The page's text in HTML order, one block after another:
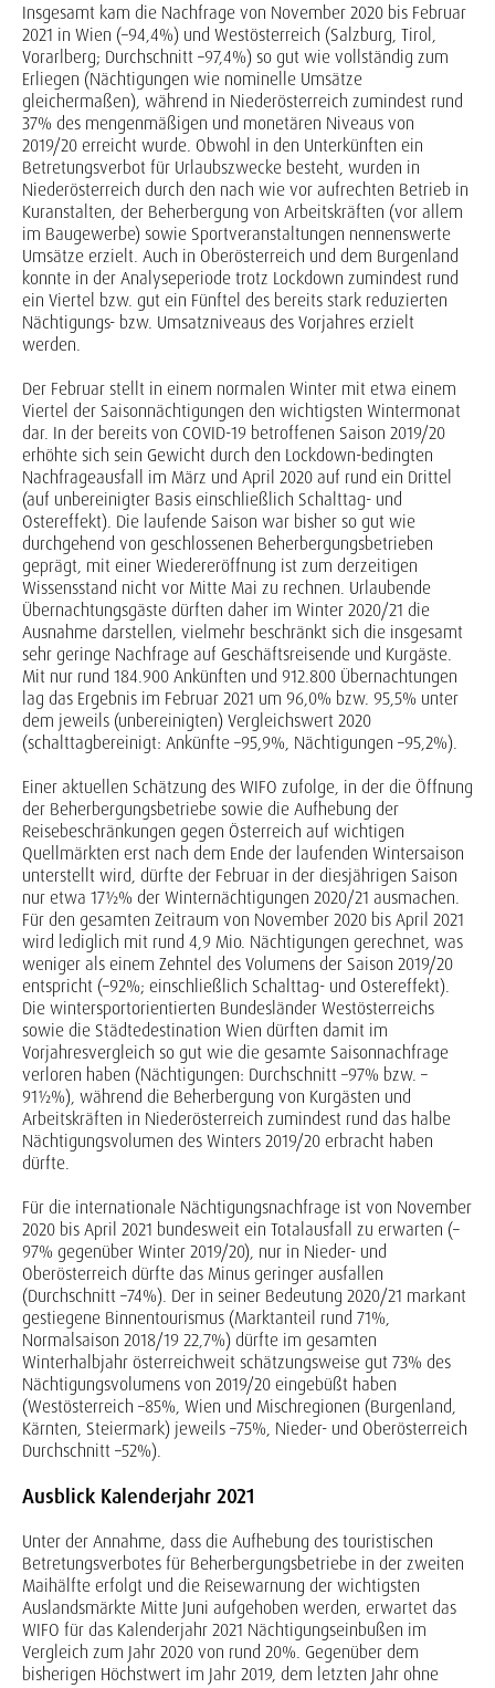
Insgesamt kam die Nachfrage von November 2020 bis Februar
2021 in Wien (–94,4%) und Westösterreich (Salzburg, Tirol,
Vorarlberg; Durchschnitt –97,4%) so gut wie vollständig zum
Erliegen (Nächtigungen wie nominelle Umsätze
gleichermaßen), während in Niederösterreich zumindest rund
37% des mengenmäßigen und monetären Niveaus von
2019/20 erreicht wurde. Obwohl in den Unterkünften ein
Betretungsverbot für Urlaubszwecke besteht, wurden in
Niederösterreich durch den nach wie vor aufrechten Betrieb in
Kuranstalten, der Beherbergung von Arbeitskräften (vor allem
im Baugewerbe) sowie Sportveranstaltungen nennenswerte
Umsätze erzielt. Auch in Oberösterreich und dem Burgenland
konnte in der Analyseperiode trotz Lockdown zumindest rund
ein Viertel bzw. gut ein Fünftel des bereits stark reduzierten
Nächtigungs- bzw. Umsatzniveaus des Vorjahres erzielt
werden.
Der Februar stellt in einem normalen Winter mit etwa einem
Viertel der Saisonnächtigungen den wichtigsten Wintermonat
dar. In der bereits von COVID-19 betroffenen Saison 2019/20
erhöhte sich sein Gewicht durch den Lockdown-bedingten
Nachfrageausfall im März und April 2020 auf rund ein Drittel
(auf unbereinigter Basis einschließlich Schalttag- und
Ostereffekt). Die laufende Saison war bisher so gut wie
durchgehend von geschlossenen Beherbergungsbetrieben
geprägt, mit einer Wiedereröffnung ist zum derzeitigen
Wissensstand nicht vor Mitte Mai zu rechnen. Urlaubende
Übernachtungsgäste dürften daher im Winter 2020/21 die
Ausnahme darstellen, vielmehr beschränkt sich die insgesamt
sehr geringe Nachfrage auf Geschäftsreisende und Kurgäste.
Mit nur rund 184.900 Ankünften und 912.800 Übernachtungen
lag das Ergebnis im Februar 2021 um 96,0% bzw. 95,5% unter
dem jeweils (unbereinigten) Vergleichswert 2020
(schalttagbereinigt: Ankünfte –95,9%, Nächtigungen –95,2%).
Einer aktuellen Schätzung des WIFO zufolge, in der die Öffnung
der Beherbergungsbetriebe sowie die Aufhebung der
Reisebeschränkungen gegen Österreich auf wichtigen
Quellmärkten erst nach dem Ende der laufenden Wintersaison
unterstellt wird, dürfte der Februar in der diesjährigen Saison
nur etwa 17½% der Winternächtigungen 2020/21 ausmachen.
Für den gesamten Zeitraum von November 2020 bis April 2021
wird lediglich mit rund 4,9 Mio. Nächtigungen gerechnet, was
weniger als einem Zehntel des Volumens der Saison 2019/20
entspricht (–92%; einschließlich Schalttag- und Ostereffekt).
Die wintersportorientierten Bundesländer Westösterreichs
sowie die Städtedestination Wien dürften damit im
Vorjahresvergleich so gut wie die gesamte Saisonnachfrage
verloren haben (Nächtigungen: Durchschnitt –97% bzw. –
91½%), während die Beherbergung von Kurgästen und
Arbeitskräften in Niederösterreich zumindest rund das halbe
Nächtigungsvolumen des Winters 2019/20 erbracht haben
dürfte.
Für die internationale Nächtigungsnachfrage ist von November
2020 bis April 2021 bundesweit ein Totalausfall zu erwarten (–
97% gegenüber Winter 2019/20), nur in Nieder- und
Oberösterreich dürfte das Minus geringer ausfallen
(Durchschnitt –74%). Der in seiner Bedeutung 2020/21 markant
gestiegene Binnentourismus (Marktanteil rund 71%,
Normalsaison 2018/19 22,7%) dürfte im gesamten
Winterhalbjahr österreichweit schätzungsweise gut 73% des
Nächtigungsvolumens von 2019/20 eingebüßt haben
(Westösterreich –85%, Wien und Mischregionen (Burgenland,
Kärnten, Steiermark) jeweils –75%, Nieder- und Oberösterreich
Durchschnitt –52%).
Ausblick Kalenderjahr 2021
Unter der Annahme, dass die Aufhebung des touristischen
Betretungsverbotes für Beherbergungsbetriebe in der zweiten
Maihälfte erfolgt und die Reisewarnung der wichtigsten
Auslandsmärkte Mitte Juni aufgehoben werden, erwartet das
WIFO für das Kalenderjahr 2021 Nächtigungseinbußen im
Vergleich zum Jahr 2020 von rund 20%. Gegenüber dem
bisherigen Höchstwert im Jahr 2019, dem letzten Jahr ohne